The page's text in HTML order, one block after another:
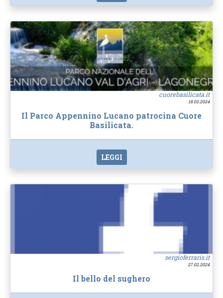
cuorebasilicata.it
18.03.2024
Il Parco Appennino Lucano patrocina Cuore
Basilicata.
LEGGI
sergioferraris.it
27.02.2024
Il bello del sughero